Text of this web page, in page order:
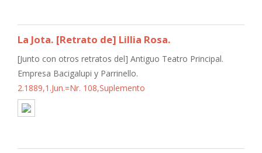
La Jota. [Retrato de] Lillia Rosa.
[Junto con otros retratos del] Antiguo Teatro Principal.
Empresa Bacigalupi y Parrinello.
2.1889,1.Jun.=Nr. 108,Suplemento